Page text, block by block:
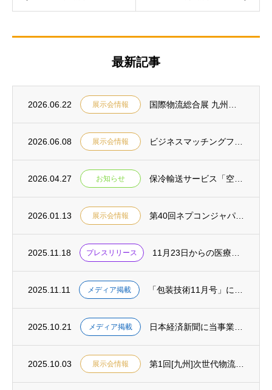
最新記事
2026.06.22 展示会情報
2026.06.08 展示会情報
2026.04.27 お知らせ
2026.01.13 展示会情報
2025.11.18 プレスリリース
2025.11.11 メディア掲載
2025.10.21 メディア掲載
2025.10.03 展示会情報